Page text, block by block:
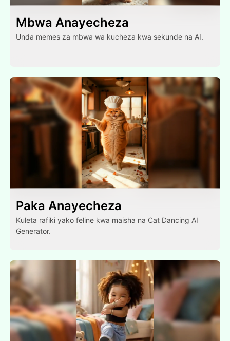
Mbwa Anayecheza
Unda memes za mbwa wa kucheza kwa sekunde na AI.
Paka Anayecheza
Kuleta rafiki yako feline kwa maisha na Cat Dancing AI
Generator.